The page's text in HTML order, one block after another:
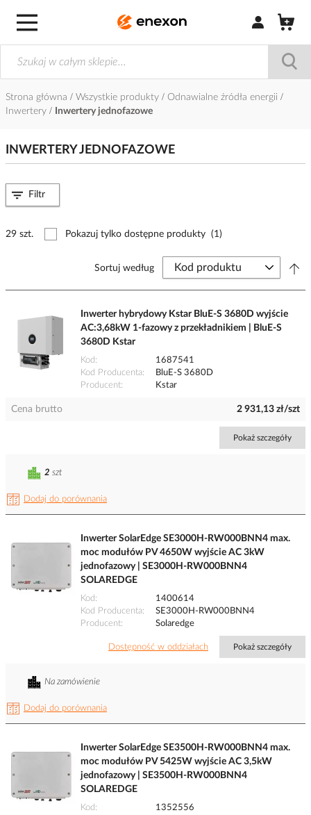
Zaloguj się /
Strona główna Wszystkie produkty
Odnawialne źródła energii
Inwertery
Inwertery jednofazowe
INWERTERY JEDNOFAZOWE
29 szt. Pokazuj tylko dostępne produkty (1)
Sortuj według
Inwerter hybrydowy Kstar BluE-S 3680D wyjście
AC:3,68kW 1-fazowy z przekładnikiem | BluE-S
3680D Kstar
Kod
1687541
Kod Producenta
BluE-S 3680D
Producent
Kstar
Cena brutto 2 931,13 zł/szt
Pokaż szczegóły
Dodaj do porównania
2 szt
Inwerter SolarEdge SE3000H-RW000BNN4 max.
moc modułów PV 4650W wyjście AC 3kW
jednofazowy | SE3000H-RW000BNN4
SOLAREDGE
Kod
1400614
Kod Producenta
SE3000H-RW000BNN4
Producent
Solaredge
Dostępność w oddziałach Pokaż szczegóły
Dodaj do porównania
Na zamówienie
Inwerter SolarEdge SE3500H-RW000BNN4 max.
moc modułów PV 5425W wyjście AC 3,5kW
jednofazowy | SE3500H-RW000BNN4
SOLAREDGE
Kod
1352556
Filtr